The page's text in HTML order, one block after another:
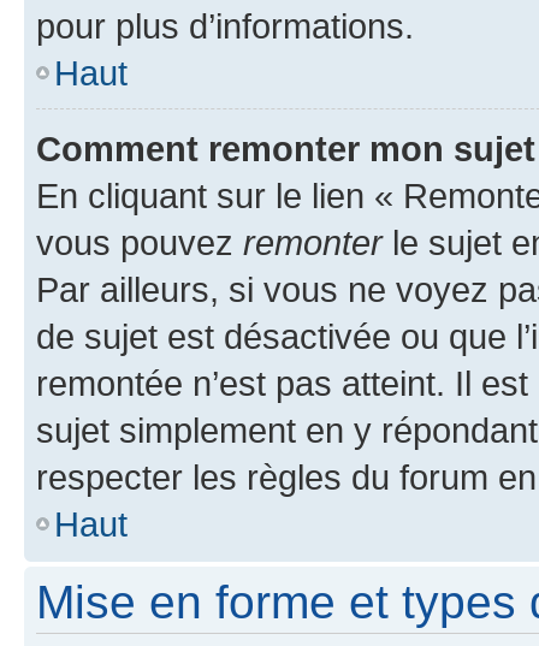
pour plus d’informations.
Haut
Comment remonter mon
En cliquant sur le lien «
vous pouvez remonterle sujet
Par ailleurs, si vous ne voyez
de sujet est désactivée ou que
remontée n’est pas atteint. Il
sujet simplement en y
respecter les règles du forum
Haut
Mise en forme et types